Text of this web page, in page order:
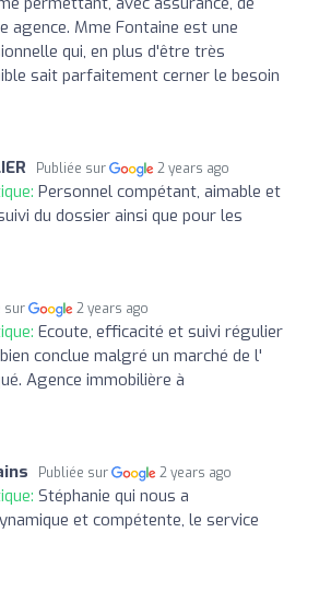
agence. Mme Fontaine est une
qui, en plus d'être très
sait parfaitement cerner le besoin
Publiée sur 2 years ago
Personnel compétant, aimable et
du dossier ainsi que pour les
sur 2 years ago
Ecoute, efficacité et suivi régulier
conclue malgré un marché de l'
Agence immobilière à
Publiée sur 2 years ago
Stéphanie qui nous a
et compétente, le service